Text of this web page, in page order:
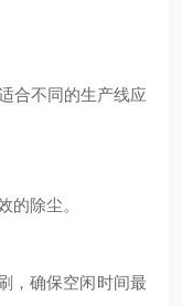
合不同的生产线应
的除尘。
，确保空闲时间最